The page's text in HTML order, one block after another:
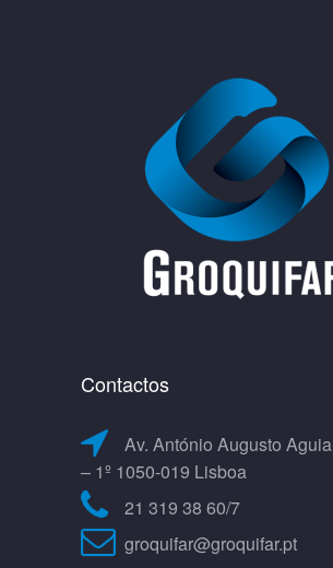
Contactos
Av. António Augusto
– 1º 1050-019 Lisboa
21 319 38 60/7
groquifar@groquifar.pt